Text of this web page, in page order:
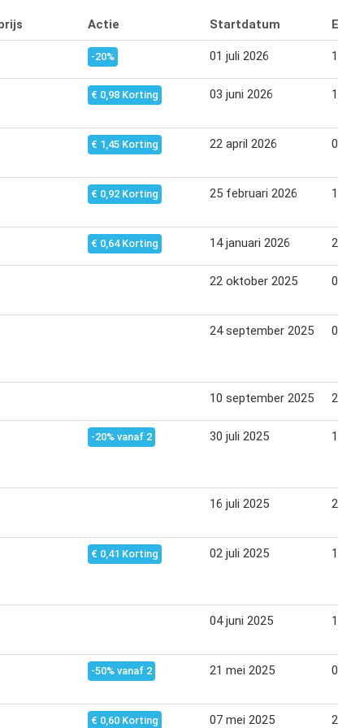
Actie Startdatum
-20% 01 juli 2026 14
€ 0,98 Korting 03 juni 2026 16
€ 1,45 Korting 22 april 2026 05
€ 0,92 Korting 25 februari 2026 10
€ 0,64 Korting 14 januari 2026 27
22 oktober 2025 04
24 september 2025 07
10 september 2025 23
-20% vanaf 2 30 juli 2025 12
16 juli 2025 29
€ 0,41 Korting 02 juli 2025 17
04 juni 2025 17
-50% vanaf 2 21 mei 2025 03
€ 0,60 Korting 07 mei 2025 20